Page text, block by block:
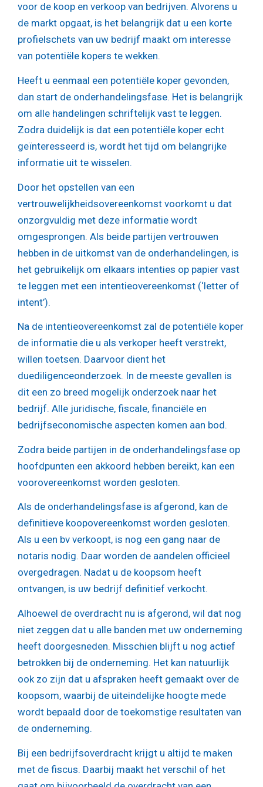
voor de koop en verkoop van bedrijven. Alvorens u
de markt opgaat, is het belangrijk dat u een korte
profielschets van uw bedrijf maakt om interesse
van potentiële kopers te wekken.
Heeft u eenmaal een potentiële koper gevonden,
dan start de onderhandelingsfase. Het is belangrijk
om alle handelingen schriftelijk vast te leggen.
Zodra duidelijk is dat een potentiële koper echt
geïnteresseerd is, wordt het tijd om belangrijke
informatie uit te wisselen.
Door het opstellen van een
vertrouwelijkheidsovereenkomst voorkomt u dat
onzorgvuldig met deze informatie wordt
omgesprongen. Als beide partijen vertrouwen
hebben in de uitkomst van de onderhandelingen, is
het gebruikelijk om elkaars intenties op papier vast
te leggen met een intentieovereenkomst (‘letter of
intent’).
Na de intentieovereenkomst zal de potentiële koper
de informatie die u als verkoper heeft verstrekt,
willen toetsen. Daarvoor dient het
duediligenceonderzoek. In de meeste gevallen is
dit een zo breed mogelijk onderzoek naar het
bedrijf. Alle juridische, fiscale, financiële en
bedrijfseconomische aspecten komen aan bod.
Zodra beide partijen in de onderhandelingsfase op
hoofdpunten een akkoord hebben bereikt, kan een
voorovereenkomst worden gesloten.
Als de onderhandelingsfase is afgerond, kan de
definitieve koopovereenkomst worden gesloten.
Als u een bv verkoopt, is nog een gang naar de
notaris nodig. Daar worden de aandelen officieel
overgedragen. Nadat u de koopsom heeft
ontvangen, is uw bedrijf definitief verkocht.
Alhoewel de overdracht nu is afgerond, wil dat nog
niet zeggen dat u alle banden met uw onderneming
heeft doorgesneden. Misschien blijft u nog actief
betrokken bij de onderneming. Het kan natuurlijk
ook zo zijn dat u afspraken heeft gemaakt over de
koopsom, waarbij de uiteindelijke hoogte mede
wordt bepaald door de toekomstige resultaten van
de onderneming.
Bij een bedrijfsoverdracht krijgt u altijd te maken
met de fiscus. Daarbij maakt het verschil of het